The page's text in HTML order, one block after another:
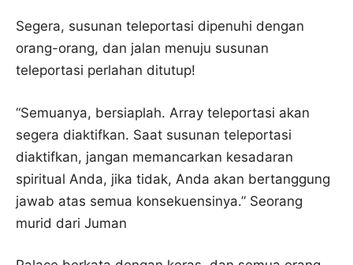
Segera, susunan teleportasi dipenuhi dengan
orang-orang, dan jalan menuju susunan
teleportasi perlahan ditutup!
“Semuanya, bersiaplah. Array teleportasi akan
segera diaktifkan. Saat susunan teleportasi
diaktifkan, jangan memancarkan kesadaran
spiritual Anda, jika tidak, Anda akan bertanggung
jawab atas semua konsekuensinya.” Seorang
murid dari Juman